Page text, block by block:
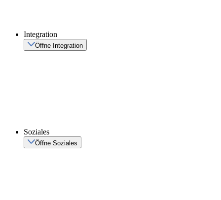
Integration
Öffne Integration
Soziales
Öffne Soziales